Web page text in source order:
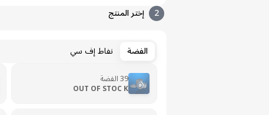
2 إختر المنتج
الفضة نفاط إف سي
39 الفضة
OUT OF STOC K